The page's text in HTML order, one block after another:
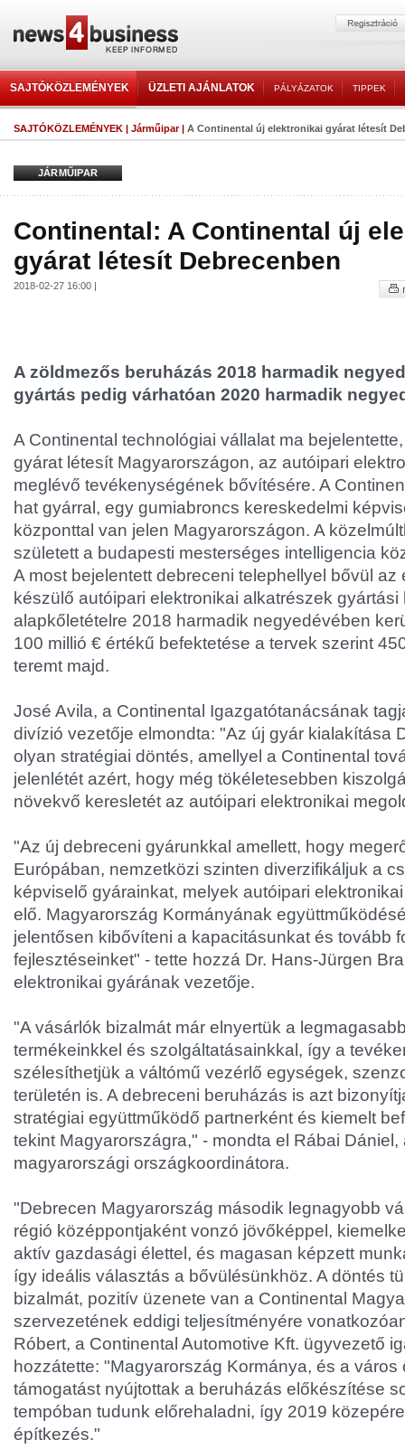
SAJTÓKÖZLEMÉNYEK ÜZLETI AJÁNLATOK PÁLYÁZATOK TIPPEK
SAJTÓKÖZLEMÉNYEK | Járműipar| A Continental új elektronikai gyárat létesít
JÁRMŰIPAR
Continental: A Continental új
gyárat létesít Debrecenben
2018-02-27 16:00 |
A zöldmezős beruházás 2018 harmadik
gyártás pedig várhatóan 2020 harmadik
A Continental technológiai vállalat ma
gyárat létesít Magyarországon, az autóipari
meglévő tevékenységének bővítésére. A
hat gyárral, egy gumiabroncs kereskedelmi
központtal van jelen Magyarországon. A
született a budapesti mesterséges intelligencia
A most bejelentett debreceni telephellyel bővül az
készülő autóipari elektronikai alkatrészek gyártási
alapkőletételre 2018 harmadik negyedévében
100 millió € értékű befektetése a tervek szerint
teremt majd.
José Avila, a Continental Igazgatótanácsának
divízió vezetője elmondta: "Az új gyár kialakítása
olyan stratégiai döntés, amellyel a Continental
jelenlétét azért, hogy még tökéletesebben
növekvő keresletét az autóipari elektronikai
"Az új debreceni gyárunkkal amellett, hogy
Európában, nemzetközi szinten diverzifikáljuk a
képviselő gyárainkat, melyek autóipari
elő. Magyarország Kormányának
jelentősen kibővíteni a kapacitásunkat és tovább
fejlesztéseinket" - tette hozzá Dr. Hans-Jürgen
elektronikai gyárának vezetője.
"A vásárlók bizalmát már elnyertük a
termékeinkkel és szolgáltatásainkkal, így a
szélesíthetjük a váltómű vezérlő egységek,
területén is. A debreceni beruházás is azt
stratégiai együttműködő partnerként és kiemelt
tekint Magyarországra," - mondta el Rábai
magyarországi országkoordinátora.
"Debrecen Magyarország második legnagyobb
régió középpontjaként vonzó jövőképpel,
aktív gazdasági élettel, és magasan képzett
így ideális választás a bővülésünkhöz. A döntés
bizalmát, pozitív üzenete van a Continental
szervezetének eddigi teljesítményére
Róbert, a Continental Automotive Kft. ügyvezető
hozzátette: "Magyarország Kormánya, és a
támogatást nyújtottak a beruházás előkészítése
tempóban tudunk előrehaladni, így 2019
építkezés."